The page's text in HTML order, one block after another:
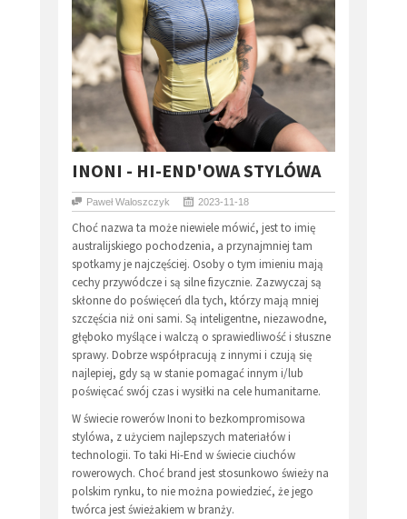
INONI - HI-END'OWA STYLÓWA
Paweł Waloszczyk 2023-11-18
Choć nazwa ta może niewiele mówić, jest to imię
australijskiego pochodzenia, a przynajmniej tam
spotkamy je najczęściej. Osoby o tym imieniu mają
cechy przywódcze i są silne fizycznie. Zazwyczaj są
skłonne do poświęceń dla tych, którzy mają mniej
szczęścia niż oni sami. Są inteligentne, niezawodne,
głęboko myślące i walczą o sprawiedliwość i słuszne
sprawy. Dobrze współpracują z innymi i czują się
najlepiej, gdy są w stanie pomagać innym i/lub
poświęcać swój czas i wysiłki na cele humanitarne.
W świecie rowerów Inoni to bezkompromisowa
stylówa, z użyciem najlepszych materiałów i
technologii. To taki Hi-End w świecie ciuchów
rowerowych. Choć brand jest stosunkowo świeży na
polskim rynku, to nie można powiedzieć, że jego
twórca jest świeżakiem w branży.